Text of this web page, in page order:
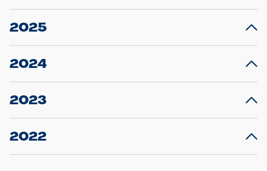
2025
23.12.2025
Projekt S5: Start der Bauarbeiten am
2024
10.12.2024
Großprojekt S5: Sperrung der Bahnstraße in
2023
20.12.2023
Schleswig-Holstein verlängert den
2022
22.12.2022